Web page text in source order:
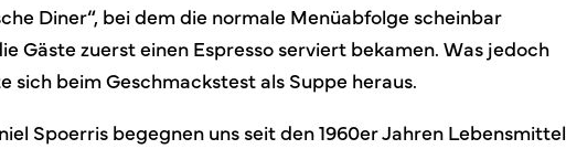
Diner“, bei dem die normale Menüabfolge scheinbar
Gäste zuerst einen Espresso serviert bekamen. Was jedoch
sich beim Geschmackstest als Suppe heraus.
Spoerris begegnen uns seit den 1960er Jahren Lebensmittel